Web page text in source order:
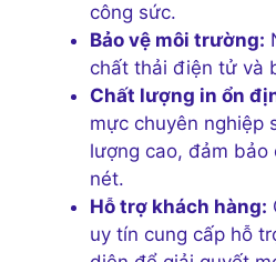
công sức.
Bảo vệ môi trường:
chất thải điện tử và
Chất lượng in ổn
mực chuyên nghiệp
lượng cao, đảm bảo
nét.
Hỗ trợ khách hàng:
uy tín cung cấp hỗ